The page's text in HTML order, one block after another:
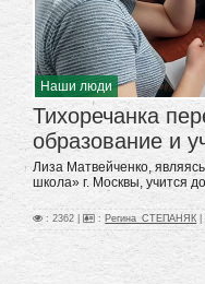
Наши люди
Тихоречанка
образование и
Лиза Матвейченко,
школа» г. Москвы, учится
: 2362 | : Регина_СТЕПАНЯК |